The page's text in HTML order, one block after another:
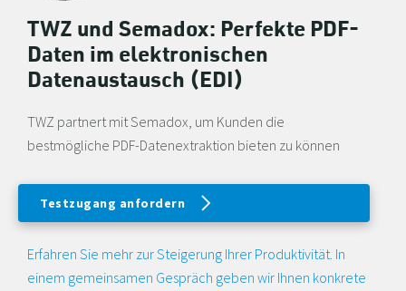
TWZ und Semadox: Perfekte PDF-
Daten im elektronischen
Datenaustausch (EDI)
TWZ partnert mit Semadox, um Kunden die
bestmögliche PDF-Datenextraktion bieten zu können
Testzugang anfordern
Erfahren Sie mehr zur Steigerung Ihrer Produktivität. In
einem gemeinsamen Gespräch geben wir Ihnen konkrete